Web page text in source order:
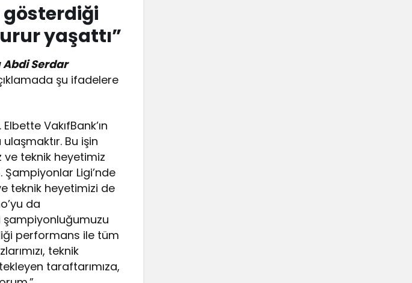
gösterdiği
yaşattı”
Abdi Serdar
şu ifadelere
VakıfBank’ın
Bu işin
ve teknik heyetimiz
Ligi’nde
teknik heyetimizi de
da
şampiyonluğumuzu
performans ile tüm
teknik
taraftarımıza,